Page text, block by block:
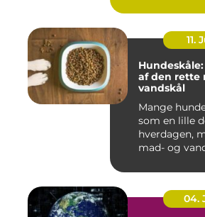
11.
af den rette
vandskål
Mange
som en lille
hverdagen,
mad- og
04.